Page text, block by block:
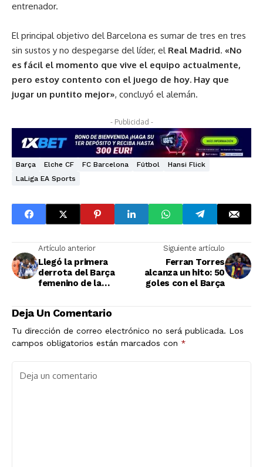
entrenador.
El principal objetivo del Barcelona es sumar de tres en tres
sin sustos y no despegarse del líder, el Real Madrid. «No
es fácil el momento que vive el equipo actualmente,
pero estoy contento con el juego de hoy. Hay que
jugar un puntito mejor», concluyó el alemán.
- Publicidad -
Barça Elche CF FC Barcelona Fútbol
Hansi Flick
LaLiga EA Sports
Artículo anterior
Llegó la primera
derrota del Barça
femenino de la
Siguiente artículo
Ferran Torres
alcanza un hito: 50
goles con el Barça
Deja Un Comentario
Tu dirección de correo electrónico no será publicada. Los
campos obligatorios están marcados con *